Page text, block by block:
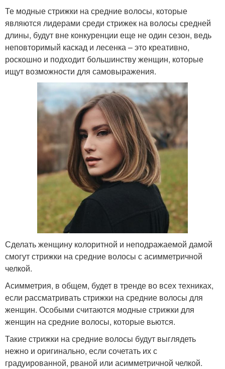
Те модные стрижки на средние волосы, которые
являются лидерами среди стрижек на волосы средней
длины, будут вне конкуренции еще не один сезон, ведь
неповторимый каскад и лесенка – это креативно,
роскошно и подходит большинству женщин, которые
ищут возможности для самовыражения.
Сделать женщину колоритной и неподражаемой дамой
смогут стрижки на средние волосы с асимметричной
челкой.
Асимметрия, в общем, будет в тренде во всех техниках,
если рассматривать стрижки на средние волосы для
женщин. Особыми считаются модные стрижки для
женщин на средние волосы, которые вьются.
Такие стрижки на средние волосы будут выглядеть
нежно и оригинально, если сочетать их с
градуированной, рваной или асимметричной челкой.